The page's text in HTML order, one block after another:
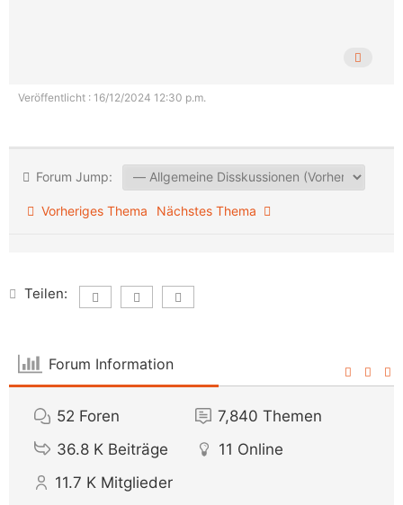
Veröffentlicht : 16/12/2024 12:30 p.m.
Forum Jump:
Vorheriges Thema Nächstes Thema
Teilen:
Forum Information
52 Foren 7,840 Themen
36.8 K Beiträge 11 Online
11.7 K Mitglieder